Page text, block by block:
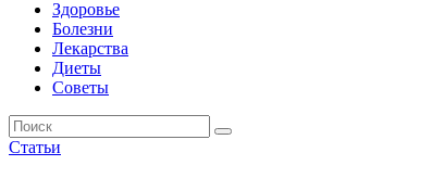
Здоровье
Болезни
Лекарства
Диеты
Советы
Статьи